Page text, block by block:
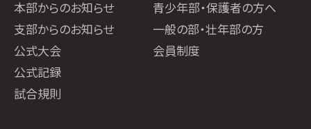
本部からのお知らせ
支部からのお知らせ
公式大会
公式記録
試合規則
青少年部・保護者の方へ
一般の部・壮年部の方
会員制度